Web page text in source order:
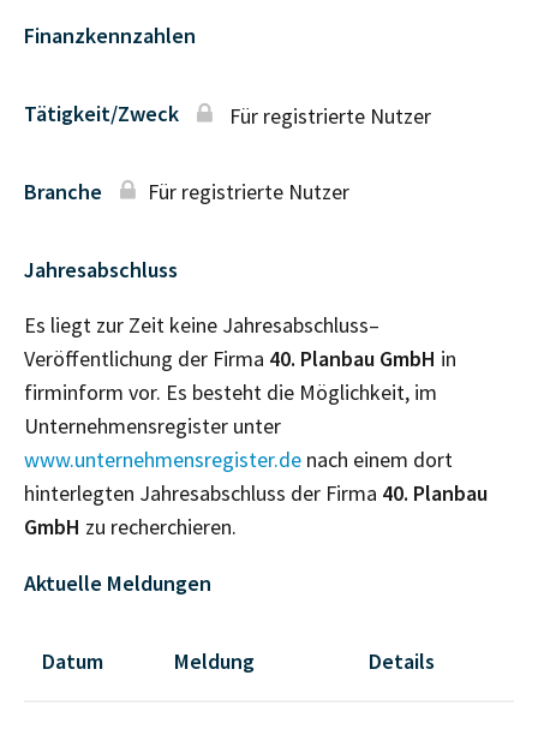
Finanzkennzahlen
Tätigkeit/Zweck Für registrierte Nutzer
Branche Für registrierte Nutzer
Jahresabschluss
Es liegt zur Zeit keine Jahresabschluss–
Veröffentlichung der Firma 40. Planbau GmbH in
firminform vor. Es besteht die Möglichkeit, im
Unternehmensregister unter
www.unternehmensregister.de nach einem dort
hinterlegten Jahresabschluss der Firma 40. Planbau
GmbH zu recherchieren.
Aktuelle Meldungen
Datum Meldung Details